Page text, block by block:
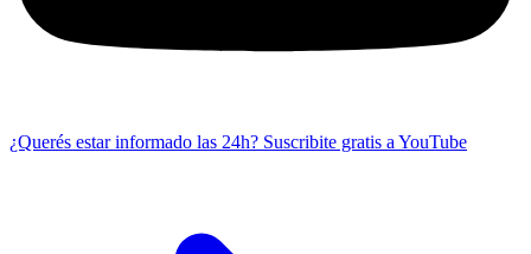
¿Querés estar informado las 24h? Suscribite gratis a YouTube